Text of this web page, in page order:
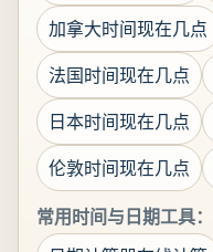
加拿大时间现在几点
法国时间现在几点
日本时间现在几点
伦敦时间现在几点
常用时间与日期工具：